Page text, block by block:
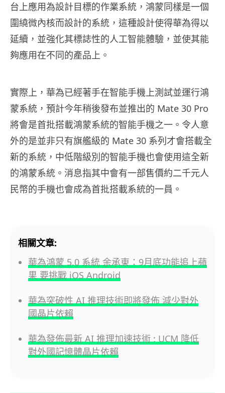
台上應用為設計目標的作業系統，鴻蒙同樣是一個
圍繞微內核而設計的系統，這種設計使得華為得以
延續，並強化其標誌性的人工智能體驗，並使其能
夠應用在不同的產品上。
實際上，華為已經著手在智能手機上測試並運行鴻
蒙系統，預計今年稍後發布並推出的 Mate 30 Pro
將會是首批搭載鴻蒙系統的智能手機之一。令人意
外的是並非只有旗艦級的 Mate 30 系列才會搭載全
新的系統，中低階級別的智能手機也會使用這全新
的鴻蒙系統。消息指其中會有一部售價約二千元人
民幣的手機也會成為首批搭載系統的一員。
相關文章:
華為鴻蒙 5.0 系統 余承東：9月底功能追上蘋
果 要挑戰 iOS Android
華為突破性 AI 推理技術即將發佈 減少對外
國晶片依賴
華為發佈最新 AI 推理加速技術 : UCM 降低
對外國記憶體晶片依賴